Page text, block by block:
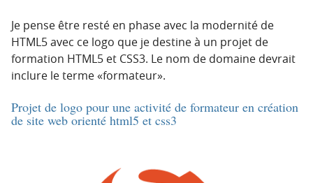
Je pense être resté en phase avec la modernité de
HTML5 avec ce logo que je destine à un projet de
formation HTML5 et CSS3. Le nom de domaine devrait
inclure le terme «formateur».
Projet de logo pour une activité de formateur en création
de site web orienté html5 et css3